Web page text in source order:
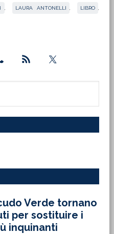
LAURA ANTONELLI LIBRO
Verde tornano
per sostituire i
inquinanti